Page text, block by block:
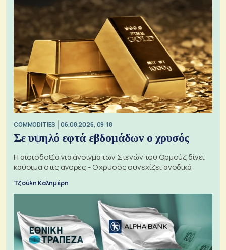
COMMODITIES 06.08.2026, 09:18
Σε υψηλό εφτά εβδομάδων ο χρυσός
Η αισιοδοξία για άνοιγμα των Στενών του Ορμούζ δίνει
καύσιμα στις αγορές - Ο χρυσός συνεχίζει ανοδικά
Τζούλη Καλημέρη